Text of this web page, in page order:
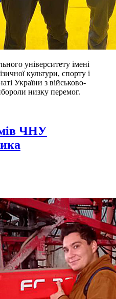
університету імені
культури, спорту і
України з військово-
низку перемог.
ЧНУ